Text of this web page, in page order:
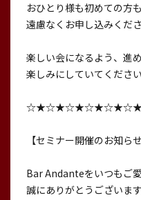
おひとり様も初めての方も
遠慮なくお申し込みくださ
楽しい会になるよう、進
楽しみにしていてください
【セミナー開催のお知らせ
Bar Andanteをいつもご愛
誠にありがとうございます